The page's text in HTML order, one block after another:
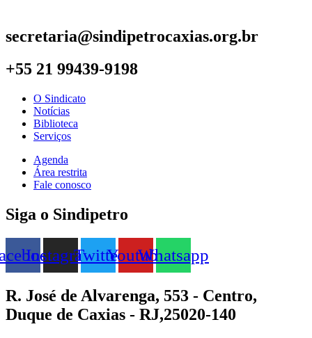
secretaria@sindipetrocaxias.org.br
+55 21 99439-9198
O Sindicato
Notícias
Biblioteca
Serviços
Agenda
Área restrita
Fale conosco
Siga o Sindipetro
InstagramTwitterYoutubeWhatsapp
R. José de Alvarenga, 553 - Centro,
Duque de Caxias - RJ,25020-140